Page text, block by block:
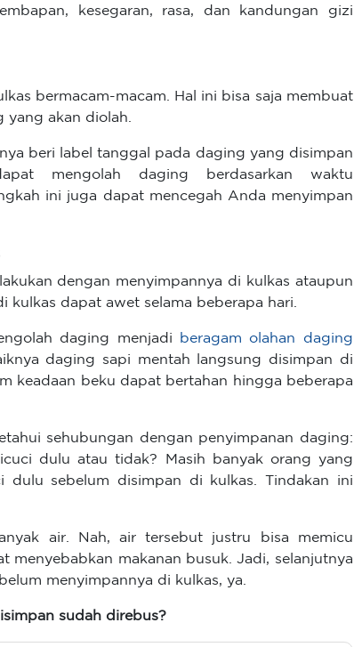
kesegaran, rasa, dan kandungan gizi
bermacam-macam. Hal ini bisa saja membuat
akan diolah.
beri label tanggal pada daging yang disimpan
mengolah daging berdasarkan waktu
ini juga dapat mencegah Anda menyimpan
dengan menyimpannya di kulkas ataupun
dapat awet selama beberapa hari.
daging menjadi
beragam olahan daging
daging sapi mentah langsung disimpan di
keadaan beku dapat bertahan hingga beberapa
sehubungan dengan penyimpanan daging:
dulu atau tidak? Masih banyak orang yang
sebelum disimpan di kulkas. Tindakan ini
air. Nah, air tersebut justru bisa memicu
makanan busuk. Jadi, selanjutnya
menyimpannya di kulkas, ya.
sudah direbus?